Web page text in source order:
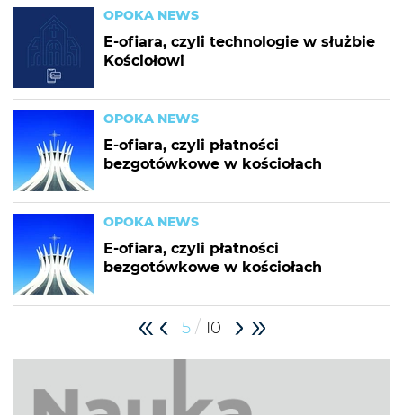
OPOKA NEWS
E-ofiara, czyli technologie w służbie
Kościołowi
OPOKA NEWS
E-ofiara, czyli płatności
bezgotówkowe w kościołach
OPOKA NEWS
E-ofiara, czyli płatności
bezgotówkowe w kościołach
5 / 10